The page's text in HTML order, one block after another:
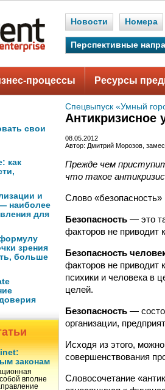
Новости Номера
Перспективные
процессы Ресурсы
свои
как
и
наиболее
для
зрения
больше
законам
вполне
Спецвыпуск «Умный
Антикризисное
08.05.2012
Автор: Дмитрий Морозов,
Прежде чем
что такое
Слово
Безопасность — это
факторов не приводит
Безопасность
факторов не приводит
психики и человека в
целей.
Безопасность —
организации,
Исходя из этого,
совершенствования
Словосочетание